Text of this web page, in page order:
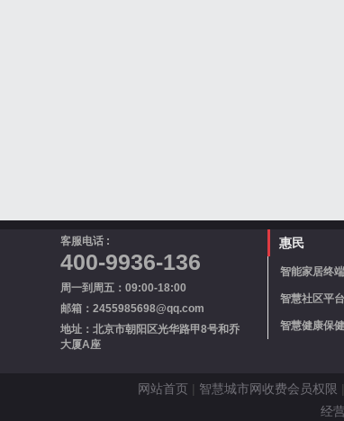
客服电话 :
400-9936-136
周一到周五：09:00-18:00
邮箱：2455985698@qq.com
地址：北京市朝阳区光华路甲8号和乔
大厦A座
惠民
智能家居终端
智慧社区平台
智慧健康保健
网站首页 | 智慧城市网收费会员权限 |
经